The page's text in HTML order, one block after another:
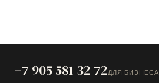
+7 905 581 32 72ДЛЯ БИЗНЕСА